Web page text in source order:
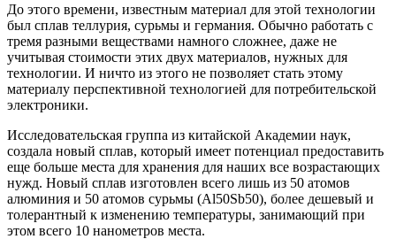
До этого времени, известным материал для этой технологии
был сплав теллурия, сурьмы и германия. Обычно работать с
тремя разными веществами намного сложнее, даже не
учитывая стоимости этих двух материалов, нужных для
технологии. И ничто из этого не позволяет стать этому
материалу перспективной технологией для потребительской
электроники.
Исследовательская группа из китайской Академии наук,
создала новый сплав, который имеет потенциал предоставить
еще больше места для хранения для наших все возрастающих
нужд. Новый сплав изготовлен всего лишь из 50 атомов
алюминия и 50 атомов сурьмы (Al50Sb50), более дешевый и
толерантный к изменению температуры, занимающий при
этом всего 10 нанометров места.